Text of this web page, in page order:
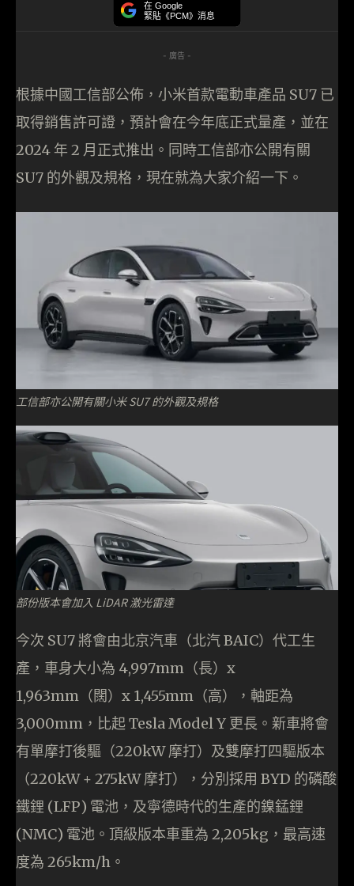
在 Google
緊貼《PCM》消息
- 廣告 -
根據中國工信部公佈，小米首款電動車產品 SU7 已
取得銷售許可證，預計會在今年底正式量產，並在
2024 年 2 月正式推出。同時工信部亦公開有關
SU7 的外觀及規格，現在就為大家介紹一下。
工信部亦公開有關小米 SU7 的外觀及規格
部份版本會加入 LiDAR 激光雷達
今次 SU7 將會由北京汽車（北汽 BAIC）代工生
產，車身大小為 4,997mm（長）x
1,963mm（闊）x 1,455mm（高），軸距為
3,000mm，比起 Tesla Model Y 更長。新車將會
有單摩打後驅（220kW 摩打）及雙摩打四驅版本
（220kW + 275kW 摩打），分別採用 BYD 的磷酸
鐵鋰 (LFP) 電池，及寧德時代的生產的鎳錳鋰
(NMC) 電池。頂級版本車重為 2,205kg，最高速
度為 265km/h。